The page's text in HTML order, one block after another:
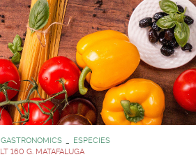
ESPECIES
160 G. MATAFALUGA